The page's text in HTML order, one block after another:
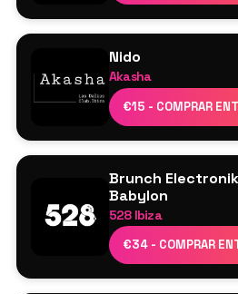
Sam Dungate
Nido
Akasha
€15 - COMPRAR
Cartel por confirmar
Brunch
Babylon
528 Ibiza
€34 - COMPRAR
Garden Stage
WhoMadeWho
Mind Against